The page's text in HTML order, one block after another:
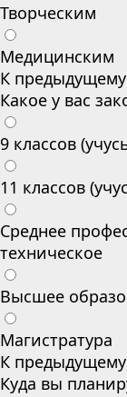
Творческим
Медицинским
К
Какое у вас
9 классов
11 классов
Среднее
техническое
Высшее
Магистратура
К
Куда вы